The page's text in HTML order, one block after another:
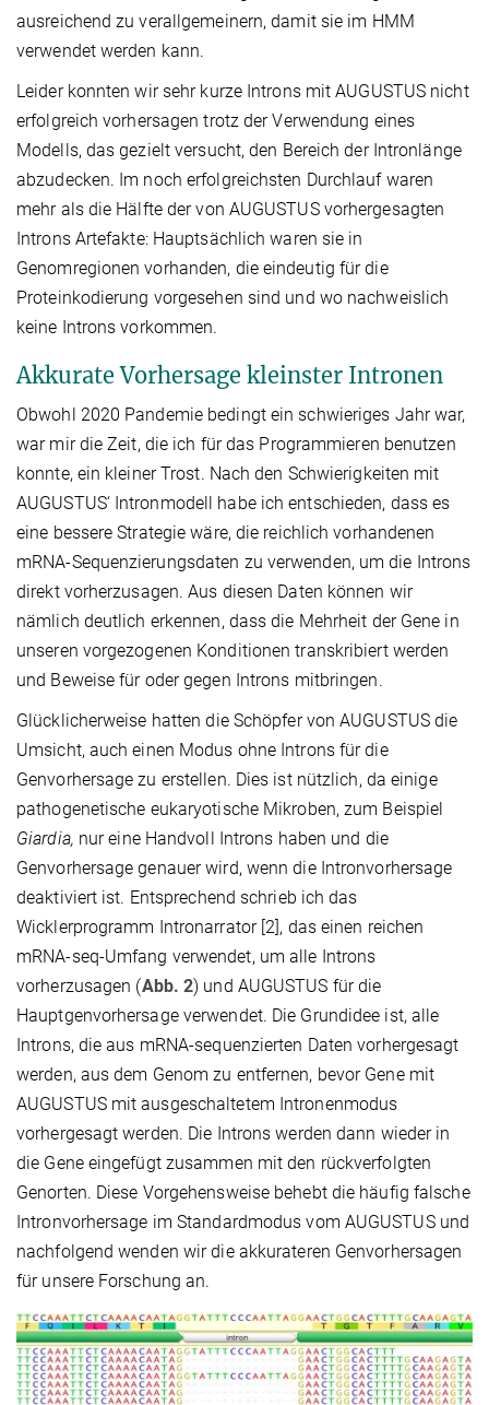
ausreichend zu verallgemeinern, damit sie im HMM
verwendet werden kann.
Leider konnten wir sehr kurze Introns mit AUGUSTUS nicht
erfolgreich vorhersagen trotz der Verwendung eines
Modells, das gezielt versucht, den Bereich der Intronlänge
abzudecken. Im noch erfolgreichsten Durchlauf waren
mehr als die Hälfte der von AUGUSTUS vorhergesagten
Introns Artefakte: Hauptsächlich waren sie in
Genomregionen vorhanden, die eindeutig für die
Proteinkodierung vorgesehen sind und wo nachweislich
keine Introns vorkommen.
Akkurate Vorhersage kleinster Intronen
Obwohl 2020 Pandemie bedingt ein schwieriges Jahr war,
war mir die Zeit, die ich für das Programmieren benutzen
konnte, ein kleiner Trost. Nach den Schwierigkeiten mit
AUGUSTUS‘ Intronmodell habe ich entschieden, dass es
eine bessere Strategie wäre, die reichlich vorhandenen
mRNA-Sequenzierungsdaten zu verwenden, um die Introns
direkt vorherzusagen. Aus diesen Daten können wir
nämlich deutlich erkennen, dass die Mehrheit der Gene in
unseren vorgezogenen Konditionen transkribiert werden
und Beweise für oder gegen Introns mitbringen.
Glücklicherweise hatten die Schöpfer von AUGUSTUS die
Umsicht, auch einen Modus ohne Introns für die
Genvorhersage zu erstellen. Dies ist nützlich, da einige
pathogenetische eukaryotische Mikroben, zum Beispiel
Giardia, nur eine Handvoll Introns haben und die
Genvorhersage genauer wird, wenn die Intronvorhersage
deaktiviert ist. Entsprechend schrieb ich das
Wicklerprogramm Intronarrator [2], das einen reichen
mRNA-seq-Umfang verwendet, um alle Introns
vorherzusagen (Abb. 2) und AUGUSTUS für die
Hauptgenvorhersage verwendet. Die Grundidee ist, alle
Introns, die aus mRNA-sequenzierten Daten vorhergesagt
werden, aus dem Genom zu entfernen, bevor Gene mit
AUGUSTUS mit ausgeschaltetem Intronenmodus
vorhergesagt werden. Die Introns werden dann wieder in
die Gene eingefügt zusammen mit den rückverfolgten
Genorten. Diese Vorgehensweise behebt die häufig falsche
Intronvorhersage im Standardmodus vom AUGUSTUS und
nachfolgend wenden wir die akkurateren Genvorhersagen
für unsere Forschung an.